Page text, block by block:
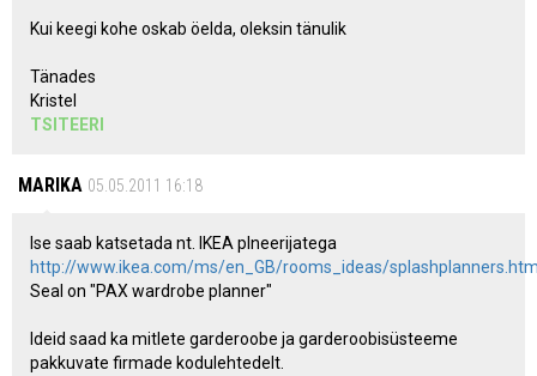
Kui keegi kohe oskab öelda, oleksin tänulik
Tänades
Kristel
TSITEERI
MARIKA 05.05.2011 16:18
Ise saab katsetada nt. IKEA plneerijatega
http://www.ikea.com/ms/en_GB/rooms_ideas/
Seal on "PAX wardrobe planner"
Ideid saad ka mitlete garderoobe ja garderoobisüsteeme
pakkuvate firmade kodulehtedelt.